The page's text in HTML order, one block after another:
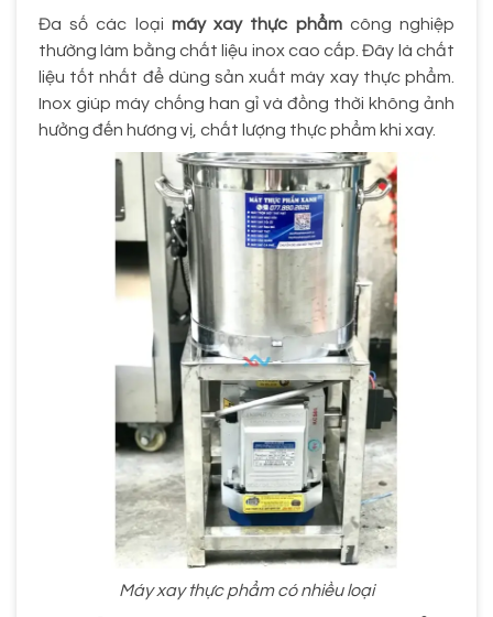
Đa số các loại máy xay thực phẩm công nghiệp
thường làm bằng chất liệu inox cao cấp. Đây là chất
liệu tốt nhất để dùng sản xuất máy xay thực phẩm.
Inox giúp máy chống han gỉ và đồng thời không ảnh
hưởng đến hương vị, chất lượng thực phẩm khi xay.
Máy xay thực phẩm có nhiều loại